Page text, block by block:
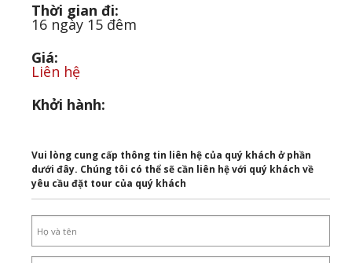
Thời gian đi:
16 ngày 15 đêm
Giá:
Liên hệ
Khởi hành:
Vui lòng cung cấp thông tin liên hệ của quý khách ở phần
dưới đây. Chúng tôi có thể sẽ cần liên hệ với quý khách về
yêu cầu đặt tour của quý khách